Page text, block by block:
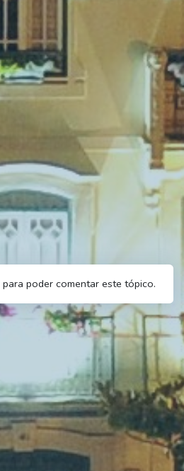
para poder comentar este tópico.